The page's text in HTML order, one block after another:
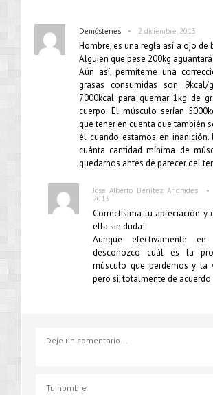
Demóstenes • 2 diciembre, 2013
Hombre, es una regla así a ojo de
Alguien que pese 200kg
Aún así, permíteme una
grasas consumidas son 9kcal/
7000kcal para quemar 1kg de
cuerpo. El músculo serían
que tener en cuenta que también
él cuando estamos en inanición.
cuánta cantidad mínima de
quedarnos antes de parecer del
Jose Alberto Benítez Andrades •
2013
Correctísima tu apreciación y
ella sin duda!
Aunque efectivamente
desconozco cuál es la
músculo que perdemos y la
pero sí, totalmente de acuerdo